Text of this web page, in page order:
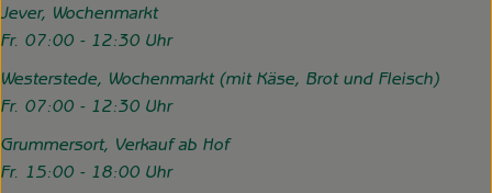
Jever, Wochenmarkt
Fr. 07:00 - 12:30 Uhr
Westerstede, Wochenmarkt (mit Käse, Brot und Fleisch)
Fr. 07:00 - 12:30 Uhr
Grummersort, Verkauf ab Hof
Fr. 15:00 - 18:00 Uhr